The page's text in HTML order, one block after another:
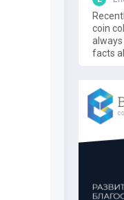
coin
facts